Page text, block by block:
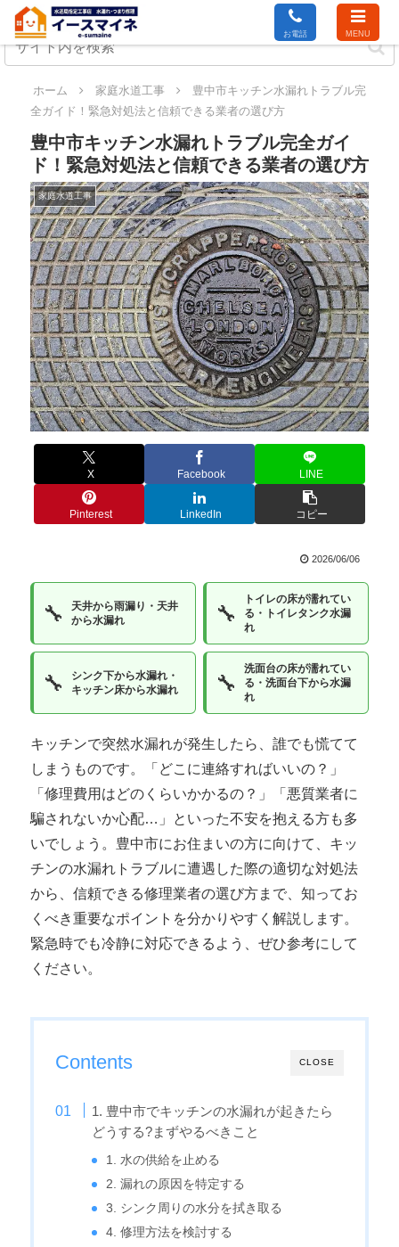
ホーム 家庭水道工事
豊中市キッチン水漏れトラブル完
全ガイド！緊急対処法と信頼できる業者の選び方
豊中市キッチン水漏れトラブル完全ガイ
ド！緊急対処法と信頼できる業者の選び方
家庭水道工事
X Facebook LINE
Pinterest LinkedIn コピー
2026/06/06
🔧
天井から雨漏り・天井
から水漏れ
🔧
トイレの床が濡れてい
る・トイレタンク水漏
れ
🔧
シンク下から水漏れ・
キッチン床から水漏れ
🔧
洗面台の床が濡れてい
る・洗面台下から水漏
れ
キッチンで突然水漏れが発生したら、誰でも慌てて
しまうものです。「どこに連絡すればいいの？」
「修理費用はどのくらいかかるの？」「悪質業者に
騙されないか心配…」といった不安を抱える方も多
いでしょう。豊中市にお住まいの方に向けて、キッ
チンの水漏れトラブルに遭遇した際の適切な対処法
から、信頼できる修理業者の選び方まで、知ってお
くべき重要なポイントを分かりやすく解説します。
緊急時でも冷静に対応できるよう、ぜひ参考にして
ください。
CLOSE
Contents
1. 豊中市でキッチンの水漏れが起きたら
どうする?まずやるべきこと
1. 水の供給を止める
2. 漏れの原因を特定する
3. シンク周りの水分を拭き取る
4. 修理方法を検討する
お電話 MENU